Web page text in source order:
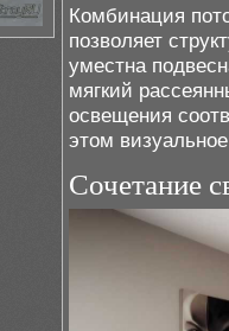
Комбинация
позволяет
уместна
мягкий
освещения
этом
Сочетание